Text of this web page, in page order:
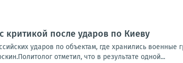
критикой после ударов по Киеву
ударов по объектам, где хранились военные
отметил, что в результате одной...